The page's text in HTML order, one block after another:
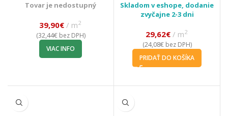
Tovar je nedostupný
39,90€ m2
(32,44€bez DPH)
VIAC INFO
Skladom v eshope, dodanie
zvyčajne 2-3 dni
29,62€ m2
(24,08€bez DPH)
PRIDAŤ DO KOŠÍKA